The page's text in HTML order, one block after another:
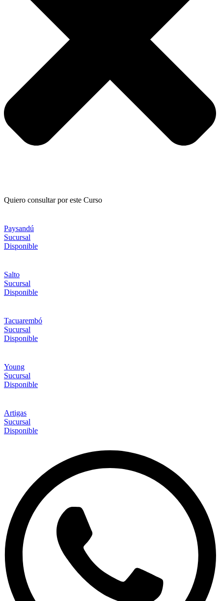
Quiero consultar por este Curso
Paysandú
Sucursal
Disponible
Salto
Sucursal
Disponible
Tacuarembó
Sucursal
Disponible
Young
Sucursal
Disponible
Artigas
Sucursal
Disponible